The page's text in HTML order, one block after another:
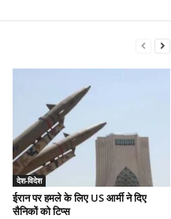
देश-विदेश
ईरान पर हमले के लिए US आर्मी ने दिए
सैनिकों को टिप्स